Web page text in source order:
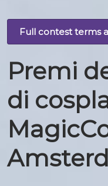
Full contest terms
Premi
di